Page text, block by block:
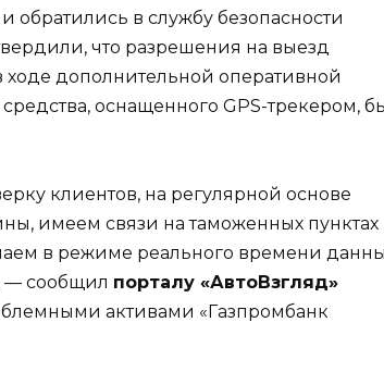
в службу безопасности
что разрешения на выезд
ходе дополнительной оперативной
оснащенного GPS-трекером,
клиентов, на регулярной основе
имеем связи на таможенных пунктах
в режиме реального времени
— сообщил порталу «АвтоВзгляд»
активами «Газпромбанк